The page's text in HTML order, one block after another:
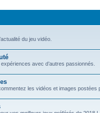
du jeu vidéo.
avec d’autres passionnés.
les vidéos et images postées